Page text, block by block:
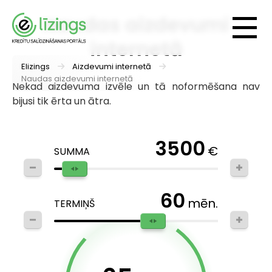
Elizings
Aizdevumi internetā
Naudas aizdevumi internetā
Naudas aizdevumi
internetā
Nekad aizdevuma izvēle un tā noformēšana nav
bijusi tik ērta un ātra.
SUMMA 3500 €
TERMIŅŠ 60 mēn.